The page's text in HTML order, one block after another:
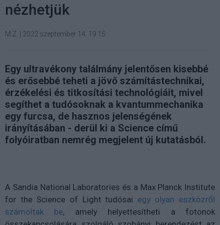
nézhetjük
M.Z. | 2022 szeptember 14. 19:15
Egy ultravékony találmány jelentősen kisebbé
és erősebbé teheti a jövő számítástechnikai,
érzékelési és titkosítási technológiáit, mivel
segíthet a tudósoknak a kvantummechanika
egy furcsa, de hasznos jelenségének
irányításában - derül ki a Science című
folyóiratban nemrég megjelent új kutatásból.
A Sandia National Laboratories és a Max Planck Institute
for the Science of Light tudósai egy olyan eszközről
számoltak be, amely helyettesítheti a fotonok